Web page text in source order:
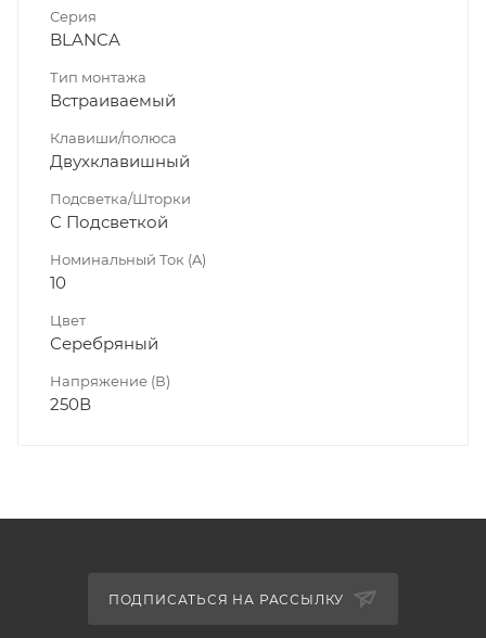
Серия
BLANCA
Тип монтажа
Встраиваемый
Клавиши/полюса
Двухклавишный
Подсветка/Шторки
С Подсветкой
Номинальный Ток (A)
10
Цвет
Серебряный
Напряжение (В)
250В
ПОДПИСАТЬСЯ НА РАССЫЛКУ